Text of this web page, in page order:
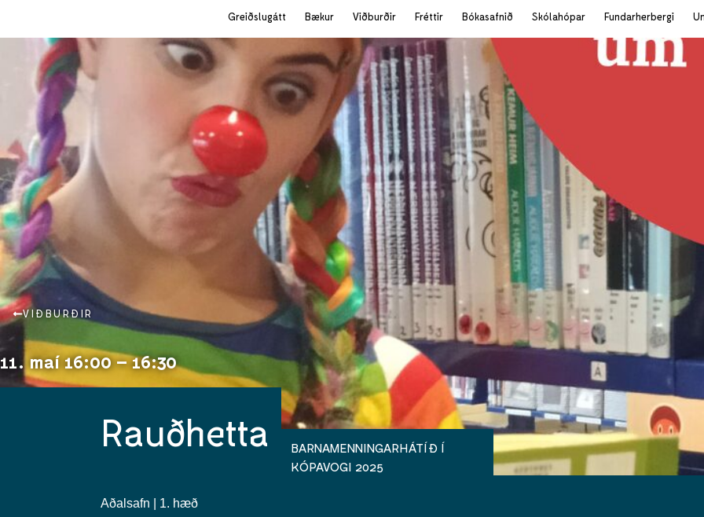
Greiðslugátt Bækur Viðburðir Fréttir Bókasafnið Skólahópar Fundarherbergi
VIÐBURÐIR
11. maí 16:00 – 16:30
Rauðhetta
BARNAMENNINGARHÁTÍÐ Í
KÓPAVOGI 2025
Aðalsafn | 1. hæð